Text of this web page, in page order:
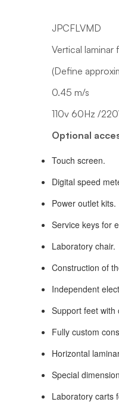
JPCFLVMD
Vertical laminar
(Define
0.45 m/s
110v 60Hz /
Optional
Touch screen.
Digital speed
Power outlet kits.
Service keys for
Laboratory chair.
Construction of
Independent
Support feet with
Fully custom
Horizontal
Special
Laboratory carts